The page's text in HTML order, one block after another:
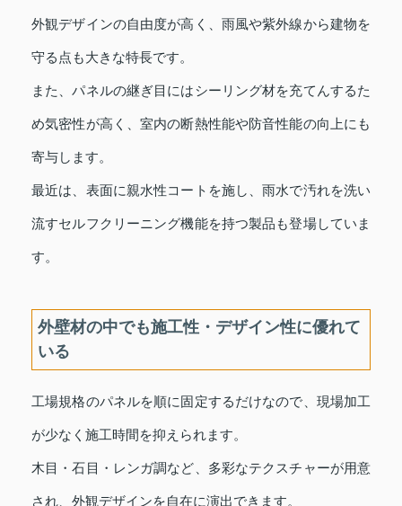
外観デザインの自由度が高く、雨風や紫外線から建物を
守る点も大きな特長です。
また、パネルの継ぎ目にはシーリング材を充てんするた
め気密性が高く、室内の断熱性能や防音性能の向上にも
寄与します。
最近は、表面に親水性コートを施し、雨水で汚れを洗い
流すセルフクリーニング機能を持つ製品も登場していま
す。
外壁材の中でも施工性・デザイン性に優れて
いる
工場規格のパネルを順に固定するだけなので、現場加工
が少なく施工時間を抑えられます。
木目・石目・レンガ調など、多彩なテクスチャーが用意
され、外観デザインを自在に演出できます。